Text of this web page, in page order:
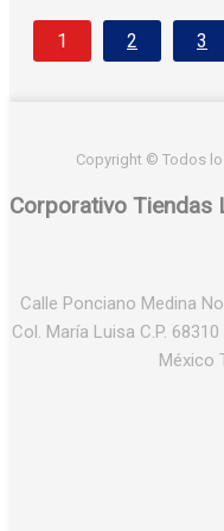
1 2 3
Copyright © Todos
Corporativo Tiendas
Calle Ponciano Medina
Col. María Luisa C.P.
México